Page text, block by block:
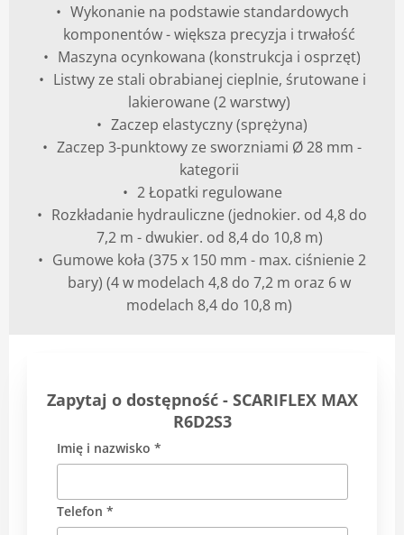
Wykonanie na podstawie standardowych
komponentów - większa precyzja i trwałość
Maszyna ocynkowana (konstrukcja i osprzęt)
Listwy ze stali obrabianej cieplnie, śrutowane i
lakierowane (2 warstwy)
Zaczep elastyczny (sprężyna)
Zaczep 3-punktowy ze sworzniami Ø 28 mm -
kategorii
2 Łopatki regulowane
Rozkładanie hydrauliczne (jednokier. od 4,8 do
7,2 m - dwukier. od 8,4 do 10,8 m)
Gumowe koła (375 x 150 mm - max. ciśnienie 2
bary) (4 w modelach 4,8 do 7,2 m oraz 6 w
modelach 8,4 do 10,8 m)
Zapytaj o dostępność - SCARIFLEX MAX
R6D2S3
Imię i nazwisko *
Telefon *